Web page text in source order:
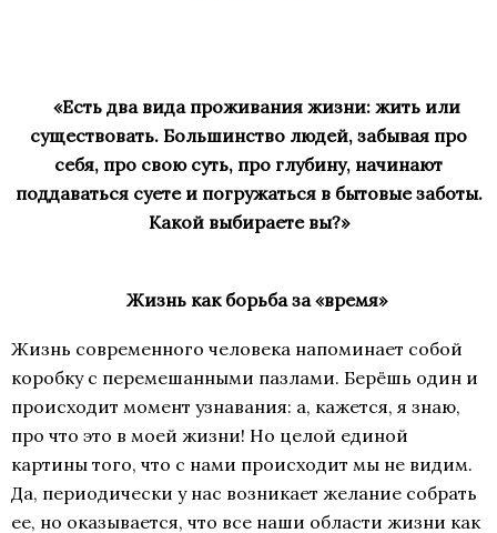
«Есть два вида проживания жизни: жить или
существовать. Большинство людей, забывая про
себя, про свою суть, про глубину, начинают
поддаваться суете и погружаться в бытовые заботы.
Какой выбираете вы?»
Жизнь как борьба за «время»
Жизнь современного человека напоминает собой
коробку с перемешанными пазлами. Берёшь один и
происходит момент узнавания: а, кажется, я знаю,
про что это в моей жизни! Но целой единой
картины того, что с нами происходит мы не видим.
Да, периодически у нас возникает желание собрать
ее, но оказывается, что все наши области жизни как